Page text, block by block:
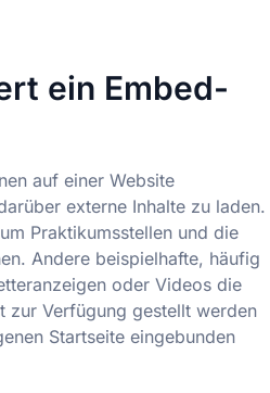
ein Embed-
auf einer Website
externe Inhalte zu laden.
Praktikumsstellen und die
Andere beispielhafte, häufig
oder Videos die
zur Verfügung gestellt werden
Startseite eingebunden